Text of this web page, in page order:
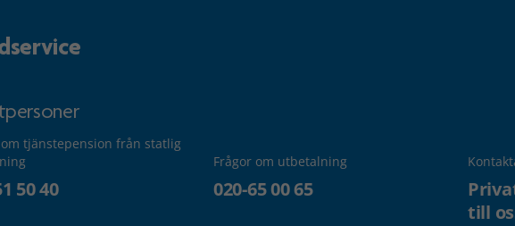
om tjänstepension från statlig
50 40
Frågor om utbetalning
020-65 00 65
till